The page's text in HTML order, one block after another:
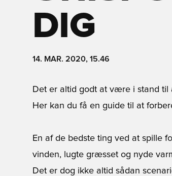
DIG
14. MAR. 2020, 15.46
Det er altid godt at være i stand til
Her kan du få en guide til at
En af de bedste ting ved at spille
vinden, lugte græsset og nyde
Det er dog ikke altid sådan